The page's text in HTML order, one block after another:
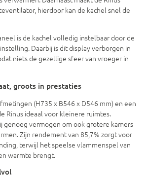
hierdoor kan de kachel snel de
is de kachel volledig instelbaar door de
Daarbij is dit display verborgen in
niets de gezellige sfeer van vroeger in
groots in prestaties
(H735 x B546 x D546 mm) en een
Rinus ideaal voor kleinere ruimtes.
genoeg vermogen om ook grotere kamers
Zijn rendement van 85,7% zorgt voor
terwijl het speelse vlammenspel van
warmte brengt.